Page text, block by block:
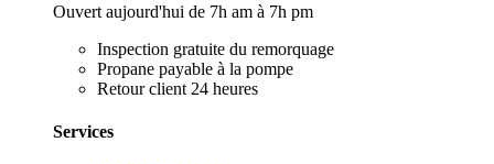
Ouvert aujourd'hui de 7h am à 7h pm
Inspection gratuite du remorquage
Propane payable à la pompe
Retour client 24 heures
Services